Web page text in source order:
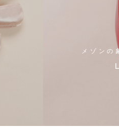
メゾンの